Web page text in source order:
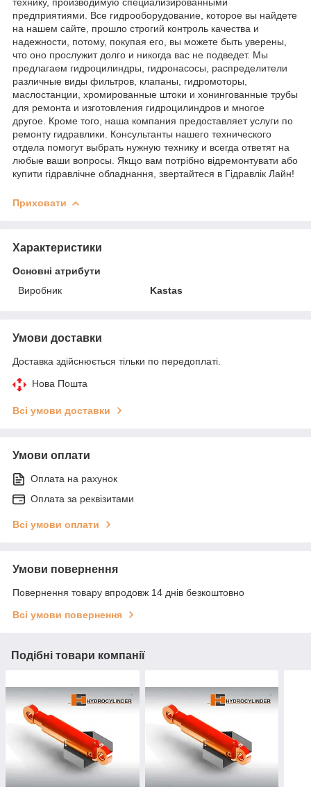
предприятиями. Все гидрооборудование, которое вы найдете
на нашем сайте, прошло строгий контроль качества и
надежности, потому, покупая его, вы можете быть уверены,
что оно прослужит долго и никогда вас не подведет. Мы
предлагаем гидроцилиндры, гидронасосы, распределители
различные виды фильтров, клапаны, гидромоторы,
маслостанции, хромированные штоки и хонингованные трубы
для ремонта и изготовления гидроцилиндров и многое
другое. Кроме того, наша компания предоставляет услуги по
ремонту гидравлики. Консультанты нашего технического
отдела помогут выбрать нужную технику и всегда ответят на
любые ваши вопросы. Якщо вам потрібно відремонтувати або
купити гідравлічне обладнання, звертайтеся в Гідравлік Лайн!
Приховати
Характеристики
Основні атрибути
Виробник
Kastas
Умови доставки
Доставка здійснюється тільки по передоплаті.
Нова Пошта
Всі умови доставки
Умови оплати
Оплата на рахунок
Оплата за реквізитами
Всі умови оплати
Умови повернення
Повернення товару впродовж 14 днів безкоштовно
Всі умови повернення
Подібні товари компанії